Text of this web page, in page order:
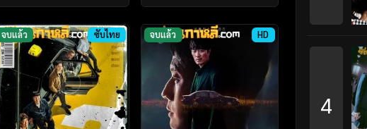
จบแล้ว ซับไทย จบแล้ว HD
4